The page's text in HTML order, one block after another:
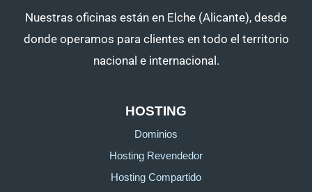
Nuestras oficinas están en Elche (Alicante), desde
donde operamos para clientes en todo el territorio
nacional e internacional.
HOSTING
Dominios
Hosting Revendedor
Hosting Compartido